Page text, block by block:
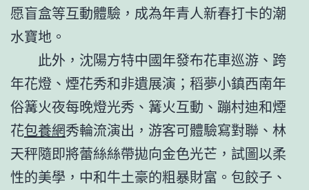
愿盲盒等互動體驗，成為年青人新春打卡的潮
水寶地。
此外，沈陽方特中國年發布花車巡游、跨
年花燈、煙花秀和非遺展演；稻夢小鎮西南年
俗篝火夜每晚燈光秀、篝火互動、蹦村迪和煙
花包養網秀輪流演出，游客可體驗寫對聯、林
天秤隨即將蕾絲絲帶拋向金色光芒，試圖以柔
性的美學，中和牛土豪的粗暴財富。包餃子、